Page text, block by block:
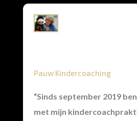
Pauw Kindercoaching
“Sinds september 2019
met mijn